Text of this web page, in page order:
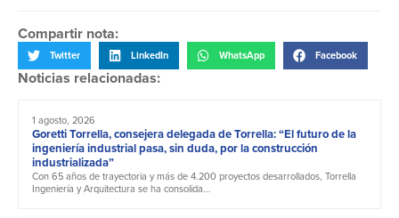
Compartir nota:
Twitter LinkedIn WhatsApp Facebook
Noticias relacionadas:
1 agosto, 2026
Goretti Torrella, consejera delegada de Torrella: “El futuro de la
ingeniería industrial pasa, sin duda, por la construcción
industrializada”
Con 65 años de trayectoria y más de 4.200 proyectos desarrollados, Torrella
Ingeniería y Arquitectura se ha consolida...